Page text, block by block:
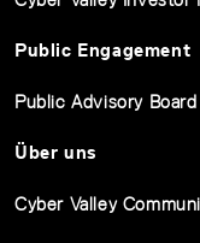
Public Engagement
Public Advisory Board
Über uns
Cyber Valley